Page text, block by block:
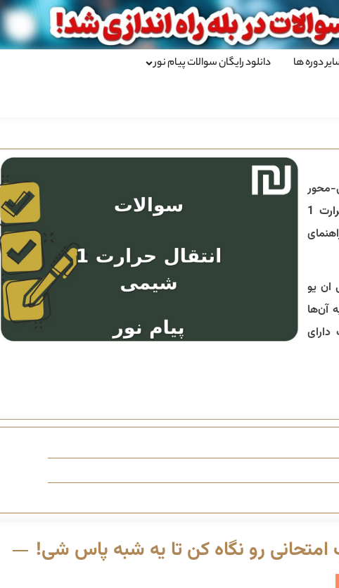
دوره ها
دانلود رایگان سوالات پیام نور
محور
نمونه سوالات انتقال حرارت 1
سایت پی ان یو
آن‌ها
رو نگاه کن تا یه شبه پاس شی!